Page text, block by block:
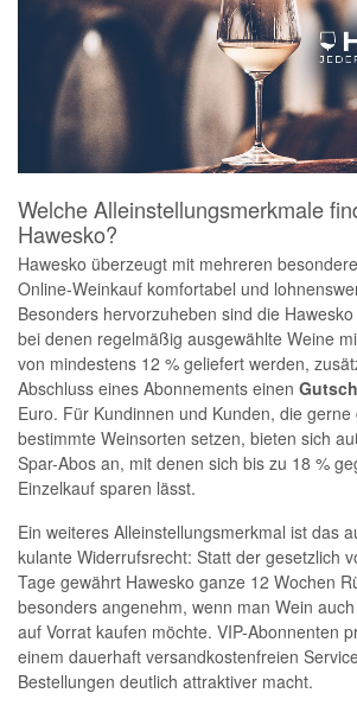
Welche Alleinstellungsmerkmale
Hawesko?
Hawesko überzeugt mit mehreren
Online-Weinkauf komfortabel und
Besonders hervorzuheben sind die
bei denen regelmäßig ausgewählte Weine
von mindestens 12 % geliefert werden,
Abschluss eines Abonnements einen
Euro. Für Kundinnen und Kunden, die gerne
bestimmte Weinsorten setzen, bieten sich
Spar-Abos an, mit denen sich bis zu 18 %
Einzelkauf sparen lässt.
Ein weiteres Alleinstellungsmerkmal ist das
kulante Widerrufsrecht: Statt der gesetzlich
Tage gewährt Hawesko ganze 12 Wochen
besonders angenehm, wenn man Wein
auf Vorrat kaufen möchte. VIP-Abonnenten
einem dauerhaft versandkostenfreien
Bestellungen deutlich attraktiver macht.